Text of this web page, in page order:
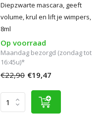
Diepzwarte mascara, geeft
volume, krul en lift je wimpers,
8ml
Op voorraad
Maandag bezorgd (zondag tot
16:45u)*
€22,90 €19,47